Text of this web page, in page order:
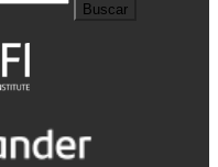
Buscar